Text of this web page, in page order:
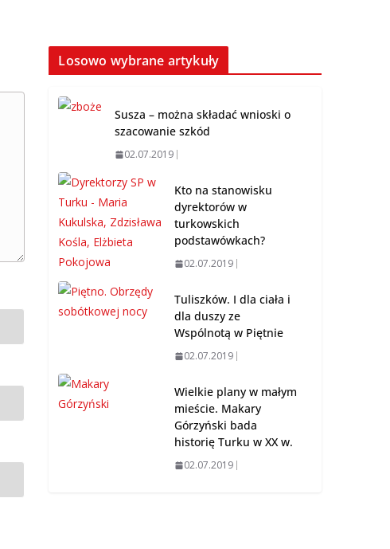
miejsce trudno uznać
za sukces
Losowo wybrane artykuły
Susza – można składać wnioski o
szacowanie szkód
02.07.2019
Kto na stanowisku
dyrektorów w
turkowskich
podstawówkach?
02.07.2019
Tuliszków. I dla ciała i
dla duszy ze
Wspólnotą w Piętnie
02.07.2019
Wielkie plany w małym
mieście. Makary
Górzyński bada
historię Turku w XX w.
02.07.2019